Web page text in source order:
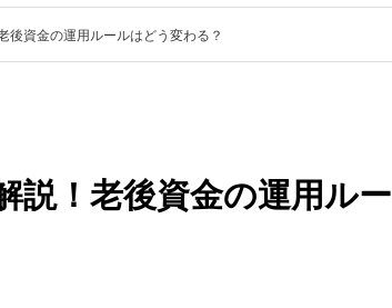
資金の運用ルールはどう変わる？
説！老後資金の運用ルー